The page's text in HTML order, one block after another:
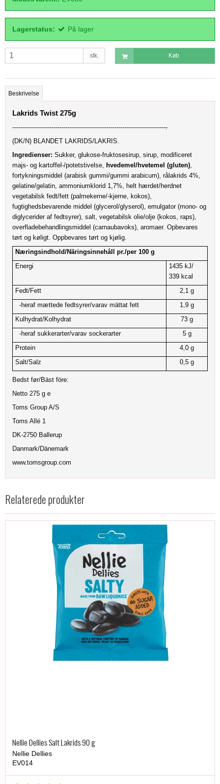
Lagerstatus: På lager
stk. Køb
Beskrivelse
Lakrids Twist 275g
------------------------------------------------------------------------------.
(DK/N) BLANDET LAKRIDS/LAKRIS.
Ingredienser: Sukker, glukose-fruktosesirup, sirup, modificeret
majs- og kartoffel-/potetstivelse,
hvedemel/hvetemel (gluten)
fortykningsmiddel (arabisk gummi/gummi arabicum), rålakrids 4%,
gelatine/gelatin, ammoniumklorid 1,7%, helt hærdet/herdnet
vegetabilsk fedt/fett (palmekerne/-kjerne, kokos),
fugtighedsbevarende middel (glycerol/glyserol), emulgator (mono- og
diglycerider af fedtsyrer), salt, vegetabilsk olie/olje (kokos, raps),
overfladebehandlingsmiddel (carnaubavoks), aromaer. Opbevares
tørt og køligt. Oppbevares tørt og kjølig.
Næringsindhold/Näringsinnehåll pr./per 100 g
Energi
1435 kJ/
339 kcal
Fedt/Fett
2,1 g
-heraf mættede fedtsyrer/varav mättat fett
1,9 g
Kulhydrat/Kolhydrat
73 g
-heraf sukkerarter/varav sockerarter
5 g
Protein
4,0 g
Salt/Salz
0,5 g
Bedst før/Bäst före:
Netto 275 g e
Toms Group A/S
Toms Allé 1
DK-2750 Ballerup
Danmark/Dänemark
www.tomsgroup.com
Relaterede produkter
Nellie Dellies Salt Lakrids 90 g
Nellie Dellies
EV014